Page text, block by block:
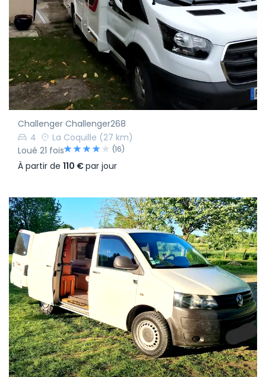
Challenger Challenger268
4
La Coquille (27 km)
Loué 21 fois
(16)
À partir de 110 €par jour